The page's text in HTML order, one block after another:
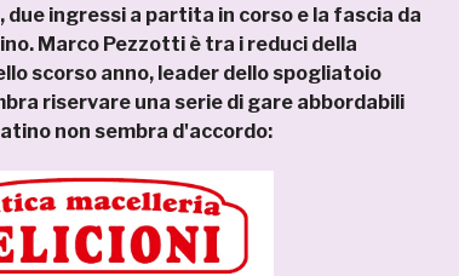
ingressi a partita in corso e la fascia da
Marco Pezzotti è tra i reduci della
scorso anno, leader dello spogliatoio
riservare una serie di gare abbordabili
non sembra d'accordo: